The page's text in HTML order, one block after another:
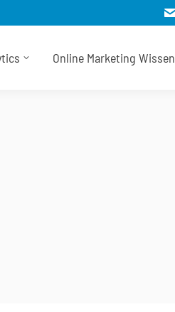
Online Marketing Wissen